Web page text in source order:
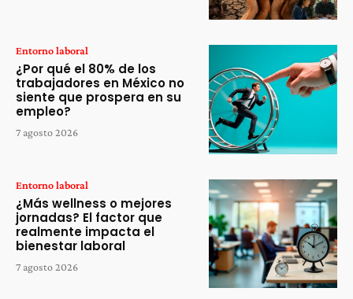
Entorno laboral
¿Por qué el 80% de los
trabajadores en México no
siente que prospera en su
empleo?
7 agosto 2026
Entorno laboral
¿Más wellness o mejores
jornadas? El factor que
realmente impacta el
bienestar laboral
7 agosto 2026